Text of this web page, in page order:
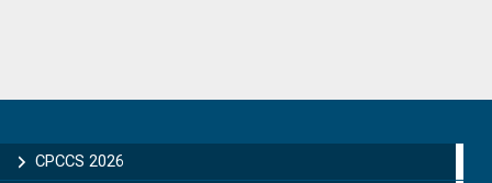
Sidebar
CPCCS 2026